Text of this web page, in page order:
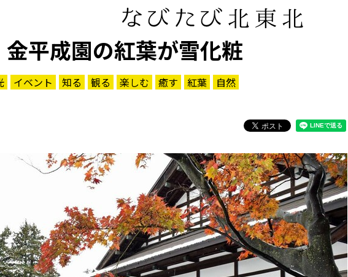
平成園の紅葉が雪化粧
イベント 知る 観る 楽しむ 癒す 紅葉 自然